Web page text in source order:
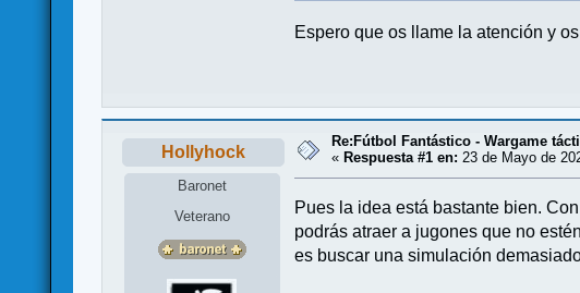
Espero que os llame la atención y
Hollyhock
Baronet
Veterano
Re:Fútbol Fantástico - Wargame
«Respuesta #1 en: 23 de Mayo de
Pues la idea está bastante bien.
podrás atraer a jugones que no
es buscar una simulación